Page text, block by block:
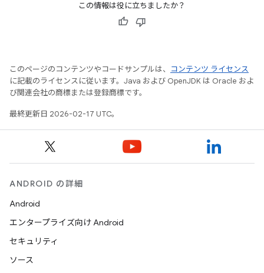
この情報は役に立ちましたか？
このページのコンテンツやコードサンプルは、
コンテンツ ライセンス
に記載のライセンスに従います。Java および OpenJDK は Oracle およ
び関連会社の商標または登録商標です。
最終更新日 2026-02-17 UTC。
ANDROID の詳細
Android
エンタープライズ向け Android
セキュリティ
ソース